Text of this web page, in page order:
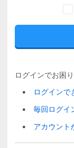
ログインでお困
ログインで
毎回ログイ
アカウント